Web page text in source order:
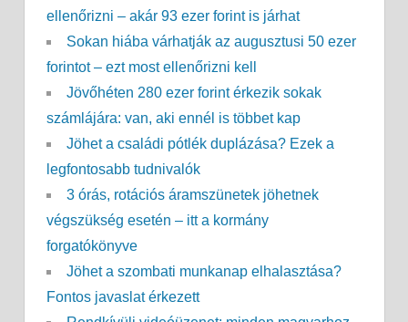
ellenőrizni – akár 93 ezer forint is járhat
Sokan hiába várhatják az augusztusi 50 ezer
forintot – ezt most ellenőrizni kell
Jövőhéten 280 ezer forint érkezik sokak
számlájára: van, aki ennél is többet kap
Jöhet a családi pótlék duplázása? Ezek a
legfontosabb tudnivalók
3 órás, rotációs áramszünetek jöhetnek
végszükség esetén – itt a kormány
forgatókönyve
Jöhet a szombati munkanap elhalasztása?
Fontos javaslat érkezett